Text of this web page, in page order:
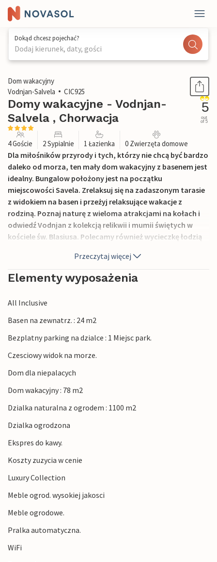
Dokąd chcesz pojechać?
Dodaj kierunek, daty, gości
1 / 39
Dom wakacyjny
Vodnjan-Salvela
CIC925
Domy wakacyjne - Vodnjan-
Salvela , Chorwacja
5
out
of 5
4 Goście 2 Sypialnie 1 Łazienka 0 Zwierzęta domowe
Dla miłośników przyrody i tych, którzy nie chcą być bardzo
daleko od morza, ten mały dom wakacyjny z basenem jest
idealny. Bungalow położony jest na początku
miejscowości Savela. Zrelaksuj się na zadaszonym tarasie
z widokiem na basen i przeżyj relaksujące wakacje z
rodziną. Poznaj naturę z wieloma atrakcjami na kołach i
odwiedź Vodnjan z kolekcją relikwii i mumii świętych w
kościele św. Blasiusa. Polecamy również wycieczkę łodzią
czyste plaże i piękne morze.Przeczytaj więcej
Elementy wyposażenia
All Inclusive
Basen na zewnatrz. : 24 m2
Bezplatny parking na dzialce : 1 Miejsc park.
Czesciowy widok na morze.
Dom dla niepalacych
Dom wakacyjny : 78 m2
Dzialka naturalna z ogrodem : 1100 m2
Dzialka ogrodzona
Ekspres do kawy.
Koszty zuzycia w cenie
Luxury Collection
Meble ogrod. wysokiej jakosci
Meble ogrodowe.
Pralka automatyczna.
WiFi